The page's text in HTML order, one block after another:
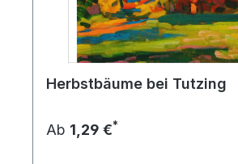
Herbstbäume bei Tutzing
Ab 1,29 €*